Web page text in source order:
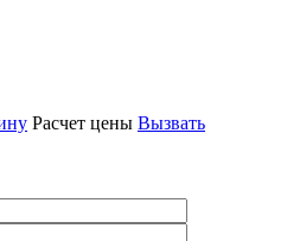
Расчет цены Вызвать